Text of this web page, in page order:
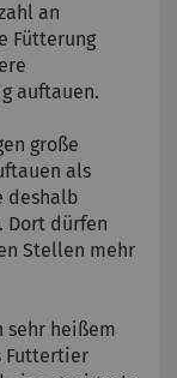
an
Fütterung
auftauen.
große
als
deshalb
Dort dürfen
Stellen mehr
sehr heißem
Futtertier